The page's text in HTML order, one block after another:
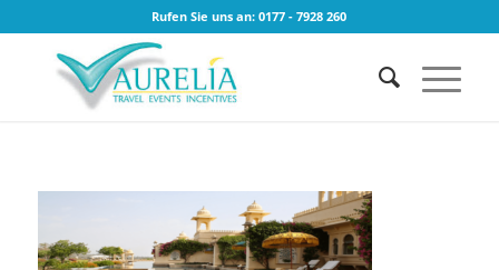
Rufen Sie uns an: 0177 - 7928 260